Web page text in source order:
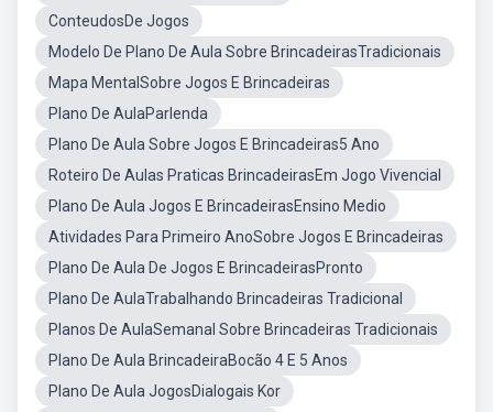
ConteudosDe Jogos
Modelo De Plano De Aula Sobre BrincadeirasTradicionais
Mapa MentalSobre Jogos E Brincadeiras
Plano De AulaParlenda
Plano De Aula Sobre Jogos E Brincadeiras5 Ano
Roteiro De Aulas Praticas BrincadeirasEm Jogo Vivencial
Plano De Aula Jogos E BrincadeirasEnsino Medio
Atividades Para Primeiro AnoSobre Jogos E Brincadeiras
Plano De Aula De Jogos E BrincadeirasPronto
Plano De AulaTrabalhando Brincadeiras Tradicional
Planos De AulaSemanal Sobre Brincadeiras Tradicionais
Plano De Aula BrincadeiraBocão 4 E 5 Anos
Plano De Aula JogosDialogais Kor